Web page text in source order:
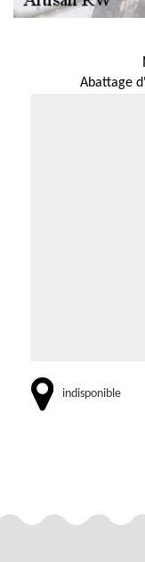
Abattage
indisponible